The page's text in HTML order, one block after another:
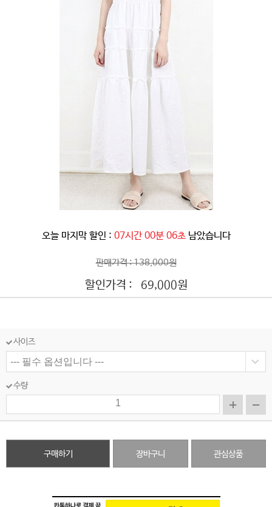
오늘 마지막 할인 : 07시간 00분 03초 남았습니다
판매가격 : 138,000원
할인가격 : 69,000원
사이즈
수량
구매하기 장바구니 관심상품